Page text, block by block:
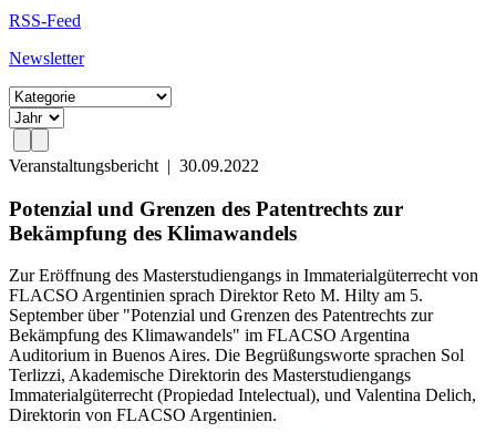
RSS-Feed
Newsletter
Veranstaltungsbericht | 30.09.2022
Potenzial und Grenzen des Patentrechts zur
Bekämpfung des Klimawandels
Zur Eröffnung des Masterstudiengangs in Immaterialgüterrecht von
FLACSO Argentinien sprach Direktor Reto M. Hilty am 5.
September über "Potenzial und Grenzen des Patentrechts zur
Bekämpfung des Klimawandels" im FLACSO Argentina
Auditorium in Buenos Aires. Die Begrüßungsworte sprachen Sol
Terlizzi, Akademische Direktorin des Masterstudiengangs
Immaterialgüterrecht (Propiedad Intelectual), und Valentina Delich,
Direktorin von FLACSO Argentinien.